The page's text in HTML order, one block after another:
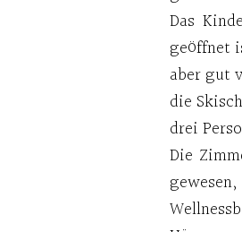
Das
geöffnet
aber gut
die
drei
Die